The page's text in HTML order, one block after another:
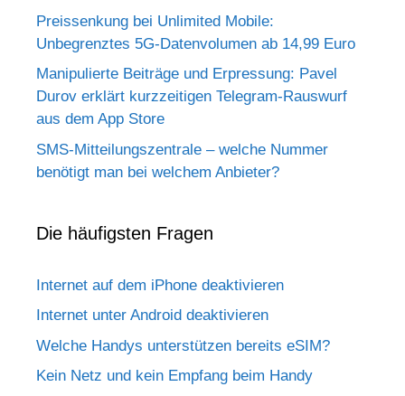
Preissenkung bei Unlimited Mobile:
Unbegrenztes 5G-Datenvolumen ab 14,99 Euro
Manipulierte Beiträge und Erpressung: Pavel
Durov erklärt kurzzeitigen Telegram-Rauswurf
aus dem App Store
SMS-Mitteilungszentrale – welche Nummer
benötigt man bei welchem Anbieter?
Die häufigsten Fragen
Internet auf dem iPhone deaktivieren
Internet unter Android deaktivieren
Welche Handys unterstützen bereits eSIM?
Kein Netz und kein Empfang beim Handy